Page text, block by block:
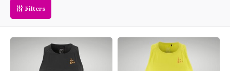
Filters